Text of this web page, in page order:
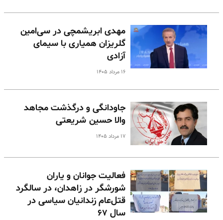
مهدی ابریشمچی در سی‌امین
گلریزان همیاری با سیمای
آزادی
۱۶ مرداد ۱۴۰۵
جاودانگی و درگذشت مجاهد
والا حسین شریعتی
۱۷ مرداد ۱۴۰۵
فعالیت جوانان و یاران
شورشگر در زاهدان، در سالگرد
قتل‌عام زندانیان سیاسی در
سال ۶۷